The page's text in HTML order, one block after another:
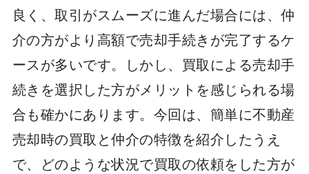
良く、取引がスムーズに進んだ場合には、仲
介の方がより高額で売却手続きが完了するケ
ースが多いです。しかし、買取による売却手
続きを選択した方がメリットを感じられる場
合も確かにあります。今回は、簡単に不動産
売却時の買取と仲介の特徴を紹介したうえ
で、どのような状況で買取の依頼をした方が